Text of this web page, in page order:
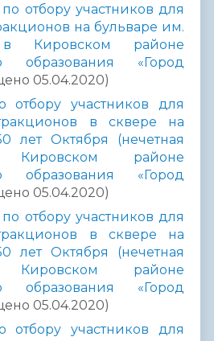
отбору участников для
на бульваре им.
районе
образования «Город
05.04.2020)
отбору участников для
в сквере на
лет Октября (нечетная
районе
образования «Город
05.04.2020)
отбору участников для
в сквере на
лет Октября (нечетная
районе
образования «Город
05.04.2020)
отбору участников для